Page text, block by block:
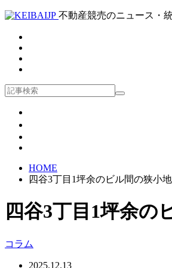
不動産競売のニュース・
HOME
四谷3丁目1坪余のビル間の狭小地
四谷3丁目1坪余の
コラム
2025.12.13